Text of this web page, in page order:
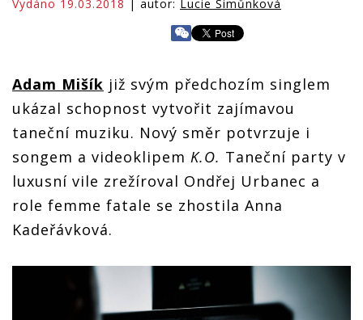
Vydáno 19.03.2018 | autor: Lucie Šimůnková
Adam Mišík již svým předchozím singlem
ukázal schopnost vytvořit zajímavou
taneční muziku. Nový směr potvrzuje i
songem a videoklipem K.O. Taneční party v
luxusní vile zrežíroval Ondřej Urbanec a
role femme fatale se zhostila Anna
Kadeřávková.